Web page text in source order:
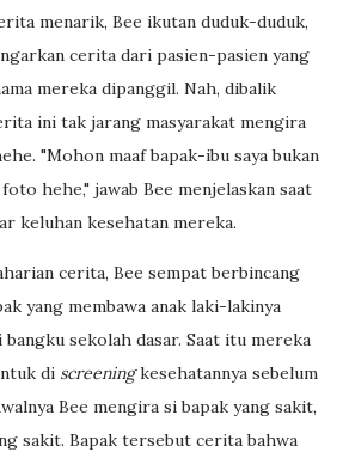
menarik, Bee ikutan duduk-duduk,
cerita dari pasien-pasien yang
mereka dipanggil. Nah, dibalik
ini tak jarang masyarakat mengira
"Mohon maaf bapak-ibu saya bukan
hehe," jawab Bee menjelaskan saat
keluhan kesehatan mereka.
cerita, Bee sempat berbincang
yang membawa anak laki-lakinya
bangku sekolah dasar. Saat itu mereka
di screeningkesehatannya sebelum
Bee mengira si bapak yang sakit,
sakit. Bapak tersebut cerita bahwa